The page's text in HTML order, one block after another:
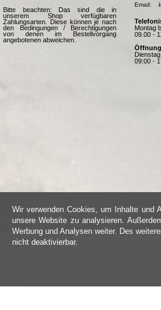
Bitte beachten: Das sind die in
unserem Shop verfügbaren
Zahlungsarten. Diese können je nach
den Bedingungen / Berechtigungen
von denen im Bestellvorgang
angebotenen abweichen.
Email:
Montag
09.00 -
09:00 -
Wir verwenden Cookies, um Inhalte und
unsere Website zu analysieren.
Werbung und Analysen weiter. Des
nicht deaktivierbar.